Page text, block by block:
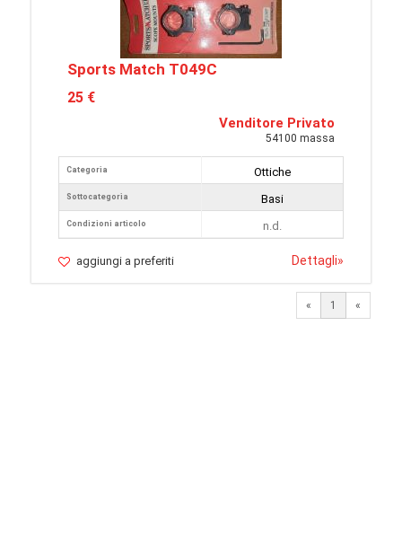
Sports Match T049C
25 €
Venditore Privato
54100 massa
Categoria
Sottocategoria
Condizioni articolo
Ottiche
Basi
n.d.
aggiungi a preferiti Dettagli»
« 1 «